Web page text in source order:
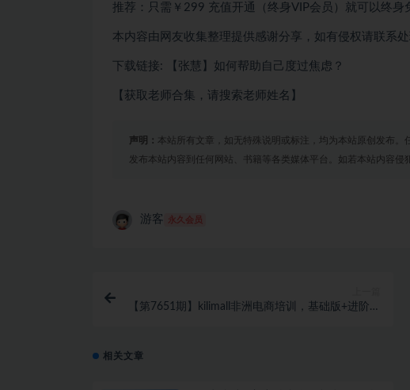
推荐：只需￥299 充值开通（终身VIP会员）就可以 终身
本内容由网友收集整理提供感谢分享，如有侵权请联系处
下载链接: 【张慧】如何帮助自己度过焦虑？
【获取老师合集，请搜索老师姓名】
声明： 本站所有文章，如无特殊说明或标注，均为本站原创发布。
发布本站内容到任何网站、书籍等各类媒体平台。如若本站内容侵
游客 永久会员
【第7651期】kilimall非洲电商培训，基础版+进阶版
相关文章